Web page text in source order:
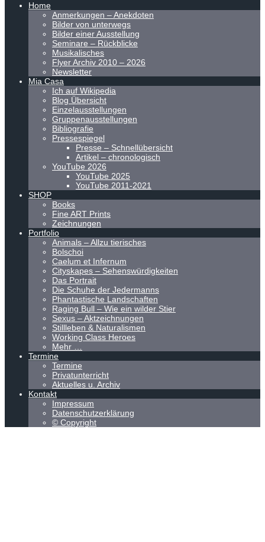
Home
Anmerkungen – Anekdoten
Bilder von unterwegs
Bilder einer Ausstellung
Seminare – Rückblicke
Musikalisches
Flyer Archiv 2010 – 2026
Newsletter
Mia Casa
Ich auf Wikipedia
Blog Übersicht
Einzelausstellungen
Gruppenausstellungen
Bibliografie
Pressespiegel
Presse – Schnellübersicht
Artikel – chronologisch
YouTube 2026
YouTube 2025
YouTube 2011-2021
SHOP
Books
Fine ART Prints
Zeichnungen
Portfolio
Animals – Allzu tierisches
Bolschoi
Caelum et Infernum
Cityskapes – Sehenswürdigkeiten
Das Portrait
Die Schuhe der Jedermanns
Phantastische Landschaften
Raging Bull – Wie ein wilder Stier
Sexus – Aktzeichnungen
Stillleben & Naturalismen
Working Class Heroes
Mehr …
Termine
Termine
Privatunterricht
Aktuelles u. Archiv
Kontakt
Impressum
Datenschutzerklärung
© Copyright